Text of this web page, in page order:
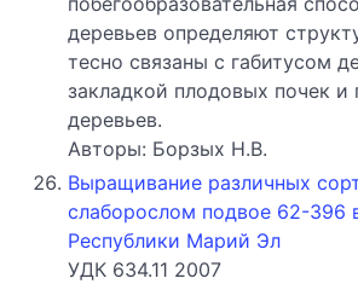
деревьев определяют
тесно связаны с габитусом
закладкой плодовых почек
деревьев.
Авторы: Борзых Н.В.
Выращивание различных
слаборослом подвое 62-396
Республики Марий Эл
УДК 634.11 2007